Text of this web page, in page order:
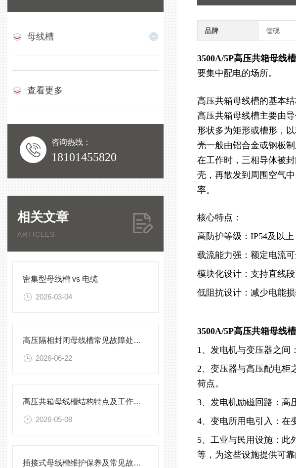
母线槽
查看更多
咨询热线：
18101455820
相关文章
ARTICLES
密集型母线槽 vs 电缆
2026-03-04
高压隔相封闭母线槽常见故障处理方案
2026-06-22
高压共箱母线槽结构特点及工作原理
2026-05-08
插接式母线槽维护保养及常见故障处理指南
品牌 儒砚
3500A/5P高压共箱母线槽
要集中配电的场所。
高压共箱母线槽的基本结
高压共箱母线槽主要由
形状多为矩形或槽形，
壳一般由铝合金或钢板
在工作时，三相导体被
壳，再散发到周围空气
率。
核心特点：
高防护等级：IP54及以
载流能力强：额定电流
模块化设计：支持直线
低阻抗设计：减少电能损
3500A/5P高压共箱母线槽
1、发电机与变压器之间
2、变压器与高压配电柜
荷点。
3、发电机励磁回路：高
4、变电所用电引入：在
5、工业与民用设施：此
等，为这些设施提供可